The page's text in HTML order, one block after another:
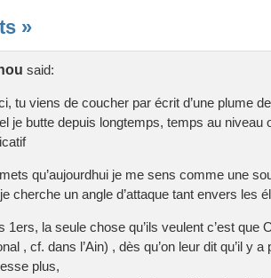
»
said:
tu viens de coucher par écrit d’une plume
je butte depuis longtemps, temps au niveau
qu’aujourdhui je me sens comme une
cherche un angle d’attaque tant envers les
1ers, la seule chose qu’ils veulent c’est que
, cf. dans l’Ain) , dès qu’on leur dit qu’il y
plus,